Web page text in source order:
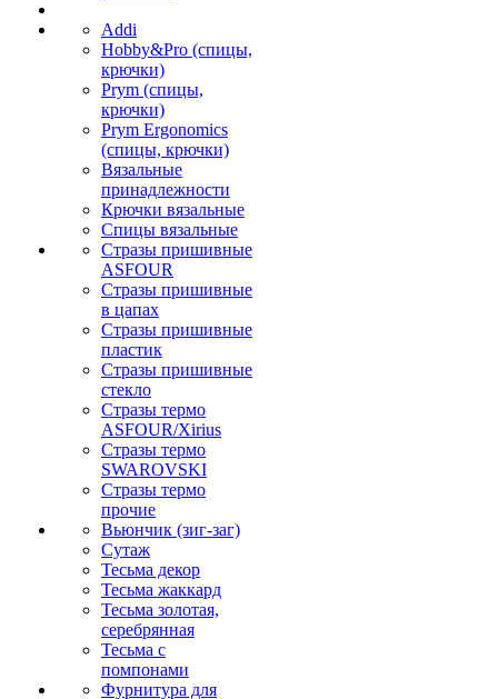
Addi
Hobby&Pro (спицы,
крючки)
Prym (спицы,
крючки)
Prym Ergonomics
(спицы, крючки)
Вязальные
принадлежности
Крючки вязальные
Спицы вязальные
Стразы пришивные
ASFOUR
Стразы пришивные
в цапах
Стразы пришивные
пластик
Стразы пришивные
стекло
Стразы термо
ASFOUR/Xirius
Стразы термо
SWAROVSKI
Стразы термо
прочие
Вьюнчик (зиг-заг)
Сутаж
Тесьма декор
Тесьма жаккард
Тесьма золотая,
серебрянная
Тесьма с
помпонами
Фурнитура для